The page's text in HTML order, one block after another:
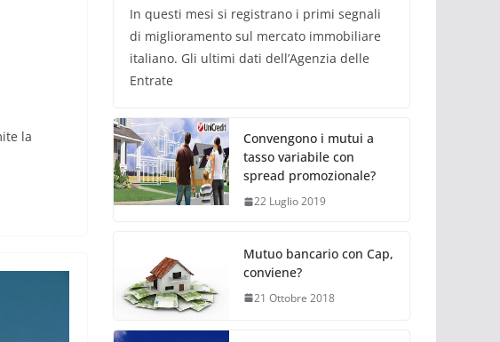
la
In questi mesi si registrano i primi segnali
di miglioramento sul mercato immobiliare
italiano. Gli ultimi dati dell’Agenzia delle
Entrate
Convengono i mutui a
tasso variabile con
spread promozionale?
22 Luglio 2019
Mutuo bancario con Cap,
conviene?
21 Ottobre 2018